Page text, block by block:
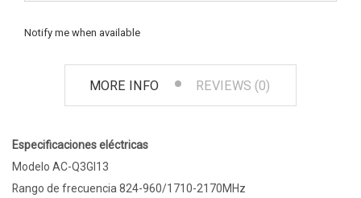
Notify me when available
MORE INFO REVIEWS (0)
Especificaciones eléctricas
Modelo AC-Q3GI13
Rango de frecuencia 824-960/1710-2170MHz